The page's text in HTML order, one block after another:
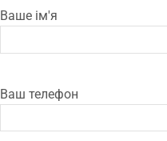
Ваше ім'я
Ваш телефон